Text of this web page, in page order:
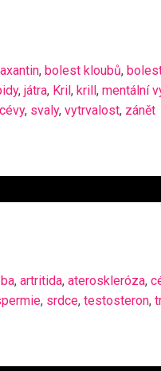
, bolest kloubů,
, játra, Kril, krill, mentální
, svaly, vytrvalost, zánět
, artritida, ateroskleróza,
, srdce, testosteron,